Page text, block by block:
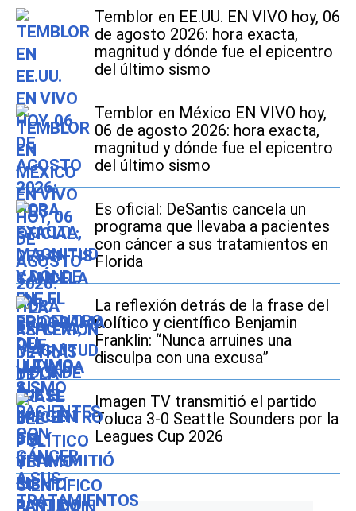
Temblor en EE.UU. EN VIVO hoy, 06
de agosto 2026: hora exacta,
magnitud y dónde fue el epicentro
del último sismo
Temblor en México EN VIVO hoy,
06 de agosto 2026: hora exacta,
magnitud y dónde fue el epicentro
del último sismo
Es oficial: DeSantis cancela un
programa que llevaba a pacientes
con cáncer a sus tratamientos en
Florida
La reflexión detrás de la frase del
político y científico Benjamin
Franklin: “Nunca arruines una
disculpa con una excusa”
Imagen TV transmitió el partido
Toluca 3-0 Seattle Sounders por la
Leagues Cup 2026